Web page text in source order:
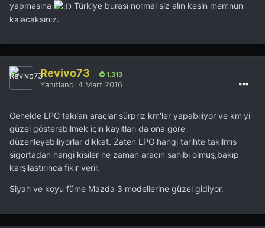
yapmasına
Türkiye burası normal siz alın kesin memnun
kalacaksınız.
Revivo73 1.313
Yanıtlandı 4 Mart 2016
Genelde LPG takılan araçlar sürpriz km'ler yapabiliyor ve km'yi
güzel gösterebilmek için kayıtları da ona göre
düzenleyebiliyorlar dikkat. Zaten LPG hangi tarihte takılmış
sigortadan hangi kişiler ne zaman aracın sahibi olmuş,bakıp
karşılaştırınca fikir verir.
Siyah ve koyu füme Mazda 3 modellerine güzel gidiyor.